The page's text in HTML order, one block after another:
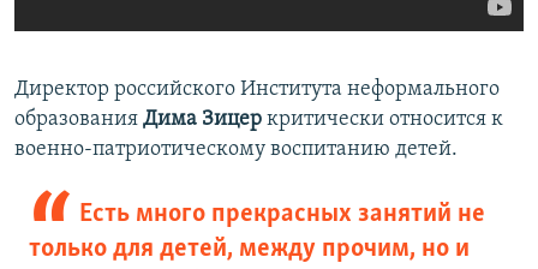
Директор российского Института неформального
образования Дима Зицер критически относится к
военно-патриотическому воспитанию детей.
Есть много прекрасных занятий не
только для детей, между прочим, но и